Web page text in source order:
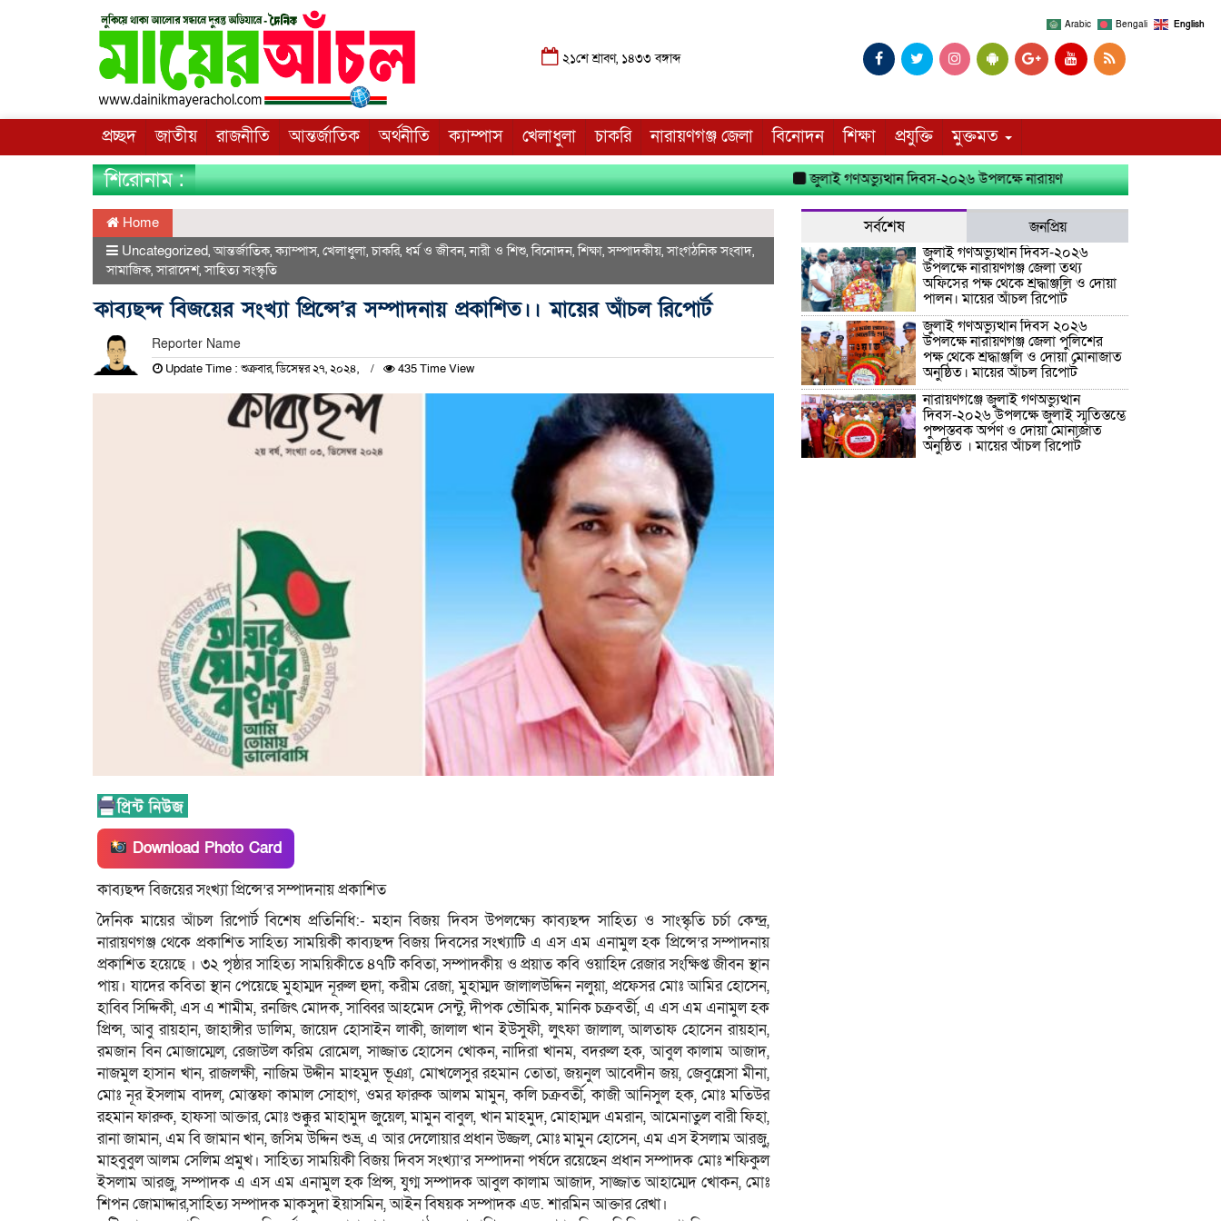
২১শে শ্রাবণ, ১৪৩৩ বঙ্গাব্দ
প্রচ্ছদ জাতীয় রাজনীতি আন্তর্জাতিক অর্থনীতি ক্যাম্পাস খেলাধুলা চাকরি নারায়ণগঞ্জ জেলা বিনোদন শিক্ষা প্রযুক্তি মুক্তমত
শিরোনাম : জুলাই গণঅভ্যুত্থান দিবস-২০২৬ উপলক্ষে নারায়ণগঞ্জ জেলা তথ্য অফিসের পক্ষ থেকে
Home
Uncategorized,আন্তর্জাতিক,ক্যাম্পাস, খেলাধুলা,চাকরি, ধর্ম ও জীবন,নারী ও শিশু,বিনোদন,শিক্ষা,সম্পাদকীয়,সাংগঠনিক সংবাদ,
সামাজিক,সারাদেশ,সাহিত্য সংস্কৃতি
কাব্যছন্দ বিজয়ের সংখ্যা প্রিন্সে’র সম্পাদনায় প্রকাশিত।। মায়ের আঁচল রিপোর্ট
Reporter Name
Update Time : শুক্রবার, ডিসেম্বর ২৭, ২০২৪, 435 Time View
Download Photo Card
কাব্যছন্দ বিজয়ের সংখ্যা প্রিন্সে’র সম্পাদনায় প্রকাশিত
দৈনিক মায়ের আঁচল রিপোর্ট বিশেষ প্রতিনিধি:- মহান বিজয় দিবস উপলক্ষ্যে কাব্যছন্দ সাহিত্য ও সাংস্কৃতি চর্চা কেন্দ্র,
নারায়ণগঞ্জ থেকে প্রকাশিত সাহিত্য সাময়িকী কাব্যছন্দ বিজয় দিবসের সংখ্যাটি এ এস এম এনামুল হক প্রিন্সে’র সম্পাদনায়
প্রকাশিত হয়েছে । ৩২ পৃষ্ঠার সাহিত্য সাময়িকীতে ৪৭টি কবিতা, সম্পাদকীয় ও প্রয়াত কবি ওয়াহিদ রেজার সংক্ষিপ্ত জীবন স্থান
পায়। যাদের কবিতা স্থান পেয়েছে মুহাম্মদ নূরুল হুদা, করীম রেজা, মুহাম্মদ জালালউদ্দিন নলুয়া, প্রফেসর মোঃ আমির হোসেন,
হাবিব সিদ্দিকী, এস এ শামীম, রনজিৎ মোদক, সাব্বির আহমেদ সেন্টু, দীপক ভৌমিক, মানিক চক্রবর্তী, এ এস এম এনামুল হক
প্রিন্স, আবু রায়হান, জাহাঙ্গীর ডালিম, জায়েদ হোসাইন লাকী, জালাল খান ইউসুফী, লুৎফা জালাল, আলতাফ হোসেন রায়হান,
রমজান বিন মোজাম্মেল, রেজাউল করিম রোমেল, সাজ্জাত হোসেন খোকন, নাদিরা খানম, বদরুল হক, আবুল কালাম আজাদ,
নাজমুল হাসান খান, রাজলক্ষী, নাজিম উদ্দীন মাহমুদ ভূঞা, মোখলেসুর রহমান তোতা, জয়নুল আবেদীন জয়, জেবুন্নেসা মীনা,
মোঃ নূর ইসলাম বাদল, মোস্তফা কামাল সোহাগ, ওমর ফারুক আলম মামুন, কলি চক্রবর্তী, কাজী আনিসুল হক, মোঃ মতিউর
রহমান ফারুক, হাফসা আক্তার, মোঃ শুক্কুর মাহামুদ জুয়েল, মামুন বাবুল, খান মাহমুদ, মোহাম্মদ এমরান, আমেনাতুল বারী ফিহা,
রানা জামান, এম বি জামান খান, জসিম উদ্দিন শুভ্র, এ আর দেলোয়ার প্রধান উজ্জল, মোঃ মামুন হোসেন, এম এস ইসলাম আরজু,
মাহবুবুল আলম সেলিম প্রমুখ। সাহিত্য সাময়িকী বিজয় দিবস সংখ্যা’র সম্পাদনা পর্ষদে রয়েছেন প্রধান সম্পাদক মোঃ শফিকুল
ইসলাম আরজু, সম্পাদক এ এস এম এনামুল হক প্রিন্স, যুগ্ম সম্পাদক আবুল কালাম আজাদ, সাজ্জাত আহাম্মেদ খোকন, মোঃ
শিপন জোমাদ্দার,সাহিত্য সম্পাদক মাকসুদা ইয়াসমিন, আইন বিষয়ক সম্পাদক এড. শারমিন আক্তার রেখা।
সর্বশেষ
জনপ্রিয়
জুলাই গণঅভ্যুত্থান দিবস-২০২৬
উপলক্ষে নারায়ণগঞ্জ জেলা তথ্য
অফিসের পক্ষ থেকে শ্রদ্ধাঞ্জলি ও দোয়া
পালন। মায়ের আঁচল রিপোর্ট
জুলাই গণঅভ্যুত্থান দিবস ২০২৬
উপলক্ষে নারায়ণগঞ্জ জেলা পুলিশের
পক্ষ থেকে শ্রদ্ধাঞ্জলি ও দোয়া মোনাজাত
অনুষ্ঠিত। মায়ের আঁচল রিপোর্ট
নারায়ণগঞ্জে জুলাই গণঅভ্যুত্থান
দিবস-২০২৬ উপলক্ষে জুলাই স্মৃতিস্তম্ভে
পুষ্পস্তবক অর্পণ ও দোয়া মোনাজাত
অনুষ্ঠিত । মায়ের আঁচল রিপোর্ট
Arabic Bengali English